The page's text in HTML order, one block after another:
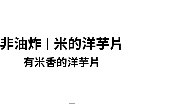
非油炸 ｜ 米的洋芋片
有米香的洋芋片